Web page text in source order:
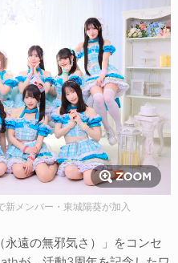
メンバー・東城陽葵が加入
永遠の無邪気さ）」をコンセ